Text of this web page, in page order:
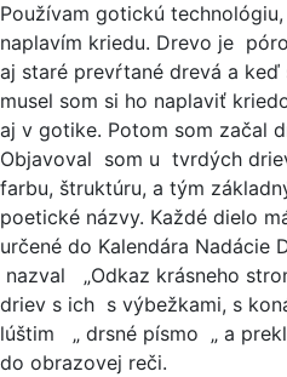
Používam gotickú
naplavím kriedu. Drevo je
aj staré prevŕtané drevá a
musel som si ho naplaviť
aj v gotike. Potom som začal
Objavoval som u tvrdých
farbu, štruktúru, a tým
poetické názvy. Každé dielo
určené do Kalendára Nadácie
nazval „Odkaz krásneho
driev s ich s výbežkami, s
lúštim „ drsné písmo „ a
do obrazovej reči.